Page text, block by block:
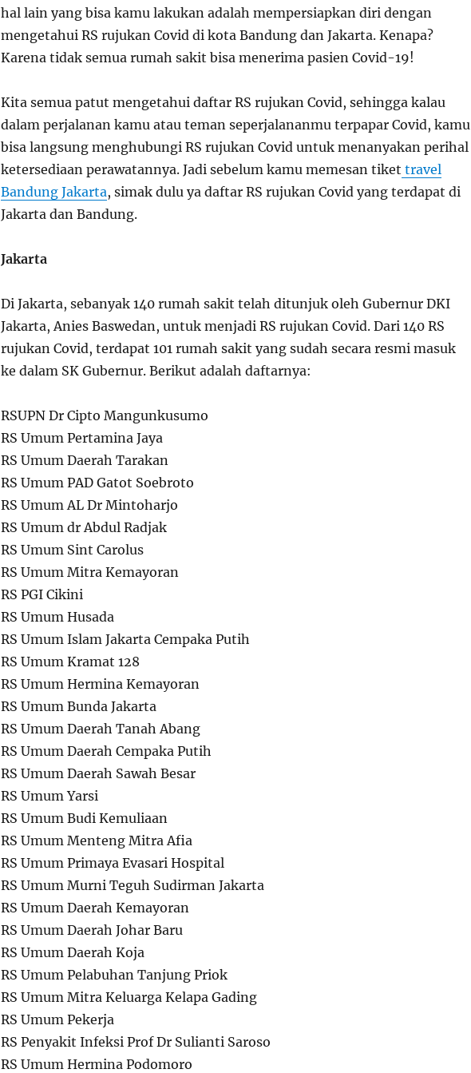
hal lain yang bisa kamu lakukan adalah mempersiapkan diri dengan
mengetahui RS rujukan Coviddi kota Bandung dan Jakarta. Kenapa?
Karena tidak semua rumah sakit bisa menerima pasien Covid-19!
Kita semua patut mengetahui daftar RS rujukan Covid, sehingga kalau
dalam perjalanan kamu atau teman seperjalananmu terpapar Covid, kamu
bisa langsung menghubungi RS rujukan Coviduntuk menanyakan perihal
ketersediaan perawatannya. Jadi sebelum kamu memesan tiket travel
Bandung Jakarta, simak dulu ya daftar RS rujukan Covidyang terdapat di
Jakarta dan Bandung.
Jakarta
Di Jakarta, sebanyak 140 rumah sakit telah ditunjuk oleh Gubernur DKI
Jakarta, Anies Baswedan, untuk menjadi RS rujukan Covid. Dari 140 RS
rujukan Covid, terdapat 101 rumah sakit yang sudah secara resmi masuk
ke dalam SK Gubernur. Berikut adalah daftarnya:
RSUPN Dr Cipto Mangunkusumo
RS Umum Pertamina Jaya
RS Umum Daerah Tarakan
RS Umum PAD Gatot Soebroto
RS Umum AL Dr Mintoharjo
RS Umum dr Abdul Radjak
RS Umum Sint Carolus
RS Umum Mitra Kemayoran
RS PGI Cikini
RS Umum Husada
RS Umum Islam Jakarta Cempaka Putih
RS Umum Kramat 128
RS Umum Hermina Kemayoran
RS Umum Bunda Jakarta
RS Umum Daerah Tanah Abang
RS Umum Daerah Cempaka Putih
RS Umum Daerah Sawah Besar
RS Umum Yarsi
RS Umum Budi Kemuliaan
RS Umum Menteng Mitra Afia
RS Umum Primaya Evasari Hospital
RS Umum Murni Teguh Sudirman Jakarta
RS Umum Daerah Kemayoran
RS Umum Daerah Johar Baru
RS Umum Daerah Koja
RS Umum Pelabuhan Tanjung Priok
RS Umum Mitra Keluarga Kelapa Gading
RS Umum Pekerja
RS Penyakit Infeksi Prof Dr Sulianti Saroso
RS Umum Hermina Podomoro